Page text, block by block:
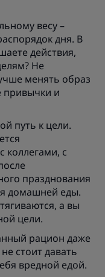
весу –
дня. В
действия,
Не
менять образ
привычки и
путь к цели.
коллегами, с
празднования
домашней еды.
а вы
цели.
рацион даже
стоит давать
вредной едой.